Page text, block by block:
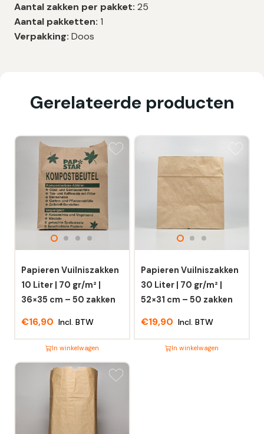
Aantal zakken per pakket: 25
Aantal pakketten: 1
Verpakking: Doos
Gerelateerde producten
Papieren Vuilniszakken
10 Liter | 70 gr/m² |
36×35 cm – 50 zakken
€16,90 Incl. BTW
In winkelwagen
Dit
meerdere
Papieren Vuilniszakken
30 Liter | 70 gr/m² |
52×31 cm – 50 zakken
€19,90 Incl. BTW
In winkelwagen